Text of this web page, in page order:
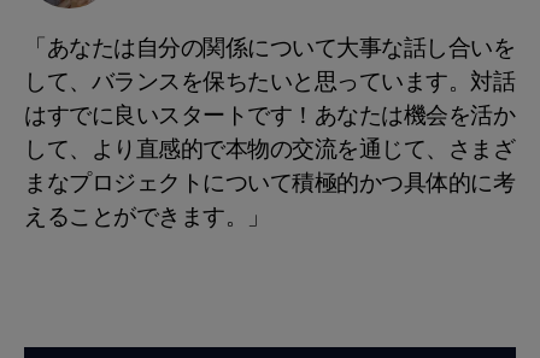
「あなたは自分の関係について大事な話し合いを
して、バランスを保ちたいと思っています。対話
はすでに良いスタートです！あなたは機会を活か
して、より直感的で本物の交流を通じて、さまざ
まなプロジェクトについて積極的かつ具体的に考
えることができます。」